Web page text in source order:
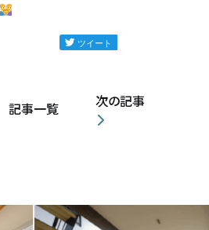
記事一覧 次の記事